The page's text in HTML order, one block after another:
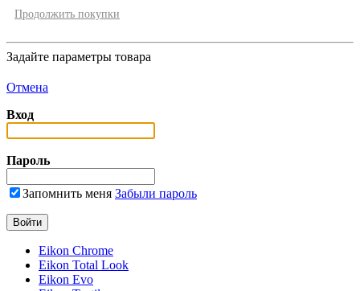
Продолжить покупки
Задайте параметры товара
Отмена
Вход
Пароль
Запомнить меня Забыли пароль
Eikon Chrome
Eikon Total Look
Eikon Evo